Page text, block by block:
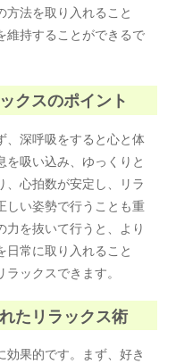
法を取り入れること
維持することができるで
クスのポイント
、深呼吸をすると心と体
吸い込み、ゆっくりと
、心拍数が安定し、リラ
しい姿勢で行うことも重
を抜いて行うと、より
常に取り入れること
ックスできます。
たリラックス術
果的です。まず、好き